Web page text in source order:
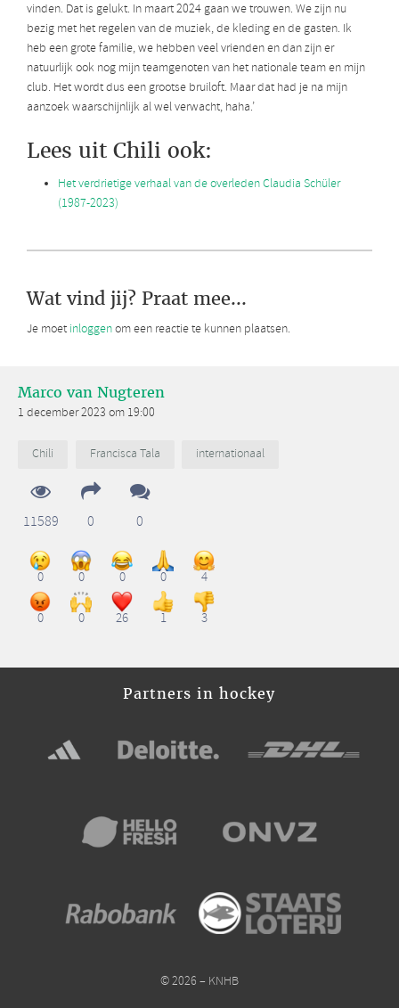
vinden. Dat is gelukt. In maart 2024 gaan we trouwen. We zijn nu
bezig met het regelen van de muziek, de kleding en de gasten. Ik
heb een grote familie, we hebben veel vrienden en dan zijn er
natuurlijk ook nog mijn teamgenoten van het nationale team en mijn
club. Het wordt dus een grootse bruiloft. Maar dat had je na mijn
aanzoek waarschijnlijk al wel verwacht, haha.’
Lees uit Chili ook:
Het verdrietige verhaal van de overleden Claudia Schüler
(1987-2023)
Wat vind jij? Praat mee...
Je moet inloggenom een reactie te kunnen plaatsen.
Marco van Nugteren
1 december 2023 om 19:00
Chili Francisca Tala internationaal
11589 0 0
0 0 0 0 4
0 0 26 1 3
Partners in hockey
© 2026 – KNHB